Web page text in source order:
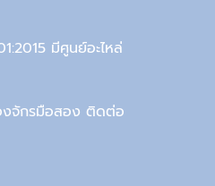
มีศูนย์อะไหล่
งจักรมือสอง ติดต่อ